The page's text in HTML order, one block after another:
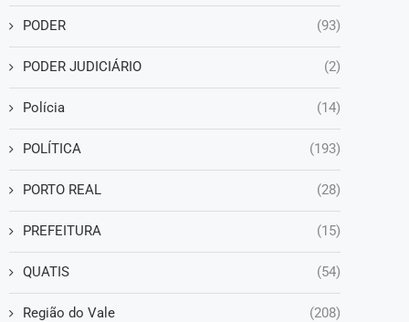
PODER (93)
PODER JUDICIÁRIO (2)
Polícia (14)
POLÍTICA (193)
PORTO REAL (28)
PREFEITURA (15)
QUATIS (54)
Região do Vale (208)